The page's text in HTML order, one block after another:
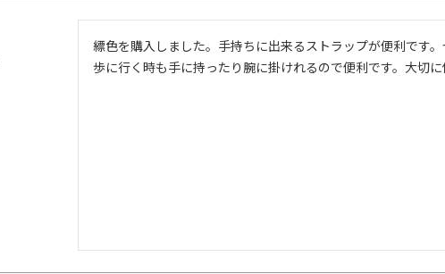
縹色を購入しました。手持ちに出来るストラップが便利です
歩に行く時も手に持ったり腕に掛けれるので便利です。大切に